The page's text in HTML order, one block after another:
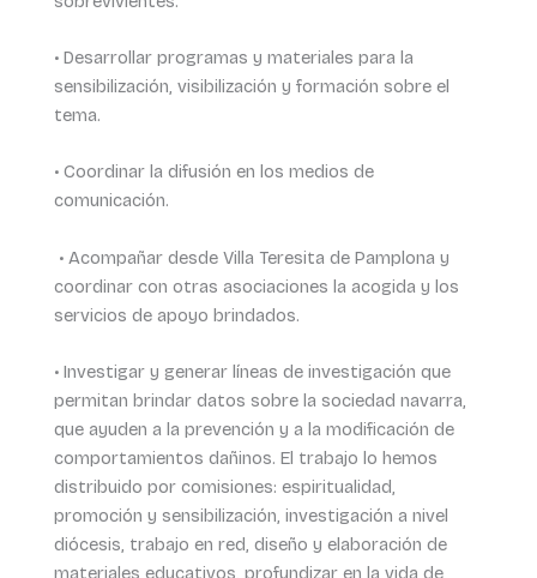
• Desarrollar programas y materiales para la
sensibilización, visibilización y formación sobre el
tema.
• Coordinar la difusión en los medios de
comunicación.
• Acompañar desde Villa Teresita de Pamplona y
coordinar con otras asociaciones la acogida y los
servicios de apoyo brindados.
• Investigar y generar líneas de investigación que
permitan brindar datos sobre la sociedad navarra,
que ayuden a la prevención y a la modificación de
comportamientos dañinos. El trabajo lo hemos
distribuido por comisiones: espiritualidad,
promoción y sensibilización, investigación a nivel
diócesis, trabajo en red, diseño y elaboración de
materiales educativos, profundizar en la vida de